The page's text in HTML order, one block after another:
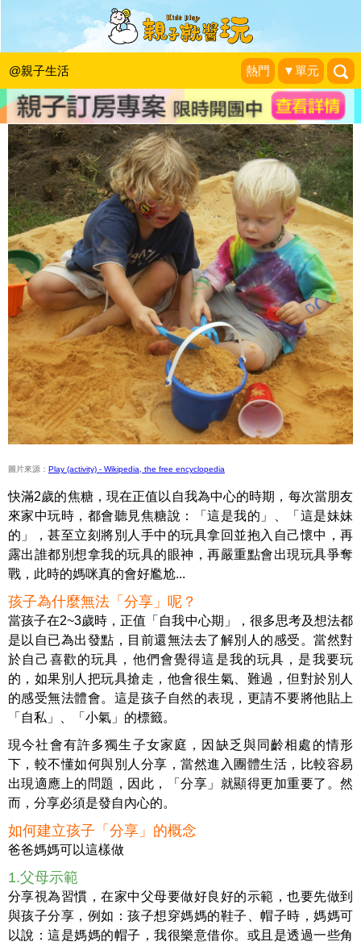
@親子生活 熱門 ▼單元
4種方式，幫助小小孩學會分享
焦糖媽咪育兒生活
圖片來源： Play (activity) - Wikipedia, the free encyclopedia
快滿2歲的焦糖，現在正值以自我為中心的時期，每次當朋友
來家中玩時，都會聽見焦糖說：「這是我的」、「這是妹妹
的」，甚至立刻將別人手中的玩具拿回並抱入自己懷中，再
露出誰都別想拿我的玩具的眼神，再嚴重點會出現玩具爭奪
戰，此時的媽咪真的會好尷尬...
孩子為什麼無法「分享」呢？
當孩子在2~3歲時，正值「自我中心期」，很多思考及想法都
是以自已為出發點，目前還無法去了解別人的感受。當然對
於自己喜歡的玩具，他們會覺得這是我的玩具，是我要玩
的，如果別人把玩具搶走，他會很生氣、難過，但對於別人
的感受無法體會。這是孩子自然的表現，更請不要將他貼上
「自私」、「小氣」的標籤。
現今社會有許多獨生子女家庭，因缺乏與同齡相處的情形
下，較不懂如何與別人分享，當然進入團體生活，比較容易
出現適應上的問題，因此，「分享」就顯得更加重要了。然
而，分享必須是發自內心的。
如何建立孩子「分享」的概念
爸爸媽媽可以這樣做
1.父母示範
分享視為習慣，在家中父母要做好良好的示範，也要先做到
與孩子分享，例如：孩子想穿媽媽的鞋子、帽子時，媽媽可
以說：這是媽媽的帽子，我很樂意借你。或且是透過一些角